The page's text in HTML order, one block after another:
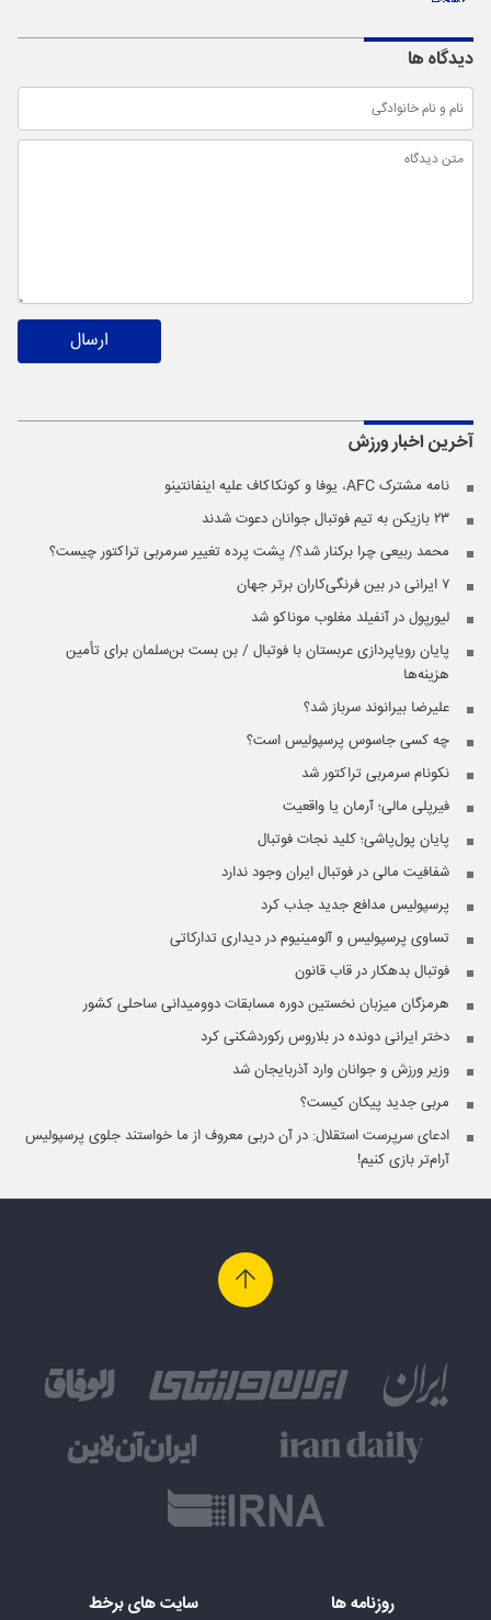
دیدگاه ها
ارسال
آخرین اخبارورزش
نامه مشترک AFC، یوفا و کونکاکاف علیه اینفانتینو
۲۳ بازیکن به تیم فوتبال جوانان دعوت شدند
محمد ربیعی چرا برکنار شد؟/ پشت پرده تغییر سرمربی تراکتور چیست؟
۷ ایرانی در بین فرنگی‌کاران برتر جهان
لیورپول در آنفیلد مغلوب موناکو شد
پایان رویاپردازی عربستان با فوتبال / بن بست بن‌سلمان برای تأمین
هزینه‌ها
علیرضا بیرانوند سرباز شد؟
چه کسی جاسوس پرسپولیس است؟
نکونام سرمربی تراکتور شد
فیرپلی مالی؛ آرمان یا واقعیت
پایان پول‌پاشی؛ کلید نجات فوتبال
شفافیت مالی در فوتبال ایران وجود ندارد
پرسپولیس مدافع جدید جذب کرد
تساوی پرسپولیس و آلومینیوم در دیداری تدارکاتی
فوتبال بدهکار در قاب قانون
هرمزگان میزبان نخستین دوره مسابقات دوومیدانی ساحلی کشور
دختر ایرانی دونده در بلاروس رکوردشکنی کرد
وزیر ورزش و جوانان وارد آذربایجان شد
مربی جدید پیکان کیست؟
ادعای سرپرست استقلال: در آن دربی معروف از ما خواستند جلوی پرسپولیس
آرام‌تر بازی کنیم!
روزنامه ها سایت های برخط